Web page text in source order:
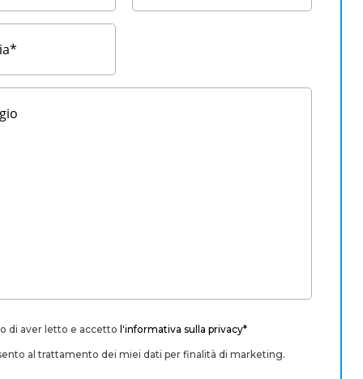
di aver letto e accetto l'informativa sulla privacy*
al trattamento dei miei dati per finalità di marketing.